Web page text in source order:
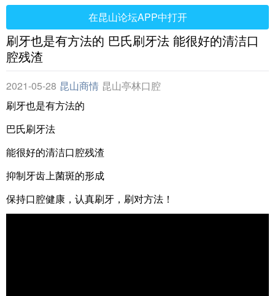
在昆山论坛APP中打开
刷牙也是有方法的 巴氏刷牙法 能很好的清洁口
腔残渣
2021-05-28 昆山商情 昆山亭林口腔
刷牙也是有方法的
巴氏刷牙法
能很好的清洁口腔残渣
抑制牙齿上菌斑的形成
保持口腔健康，认真刷牙，刷对方法！